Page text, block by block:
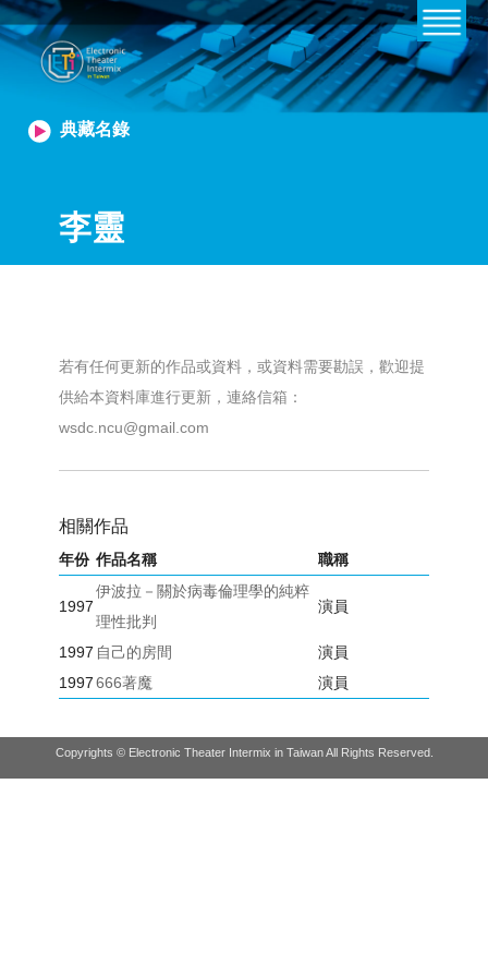
典藏名錄
李靈
若有任何更新的作品或資料，或資料需要勘誤，歡迎提
供給本資料庫進行更新，連絡信箱：
wsdc.ncu@gmail.com
相關作品
年份 作品名稱 職稱
1997
伊波拉－關於病毒倫理學的純粹
理性批判
演員
1997 自己的房間
演員
1997666著魔 演員
Copyrights © Electronic Theater Intermix in Taiwan All Rights Reserved.